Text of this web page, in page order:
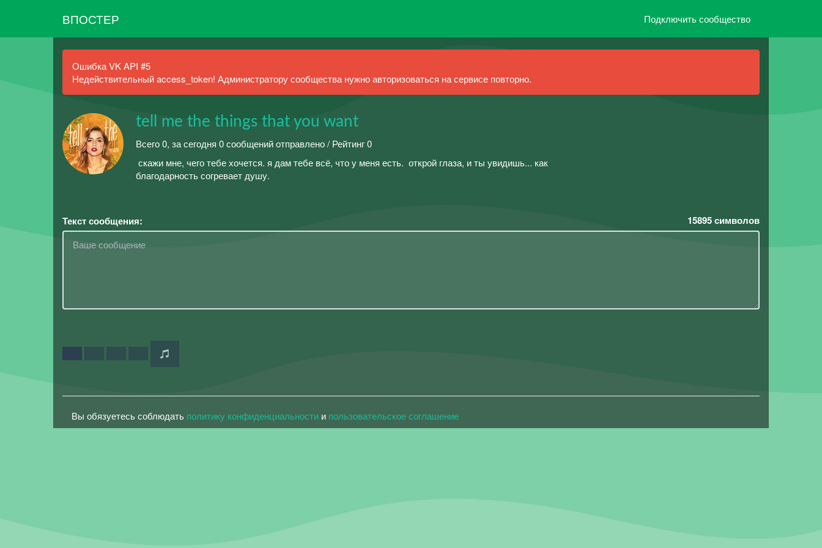
ВПОСТЕР Подключить сообщество
Ошибка VK API #5
Недействительный access_token! Администратору сообщества нужно авторизоваться на сервисе повторно.
tell me the things that you want
Всего 0, за сегодня 0 сообщений отправлено / Рейтинг 0
ㅤㅤㅤㅤㅤㅤㅤㅤㅤ скажи мне, чего тебе хочется. ㅤㅤㅤㅤㅤㅤㅤㅤㅤㅤㅤя дам тебе всё, что у меня есть. ㅤㅤㅤㅤㅤㅤㅤㅤㅤ открой глаза, и ты увидишь... ㅤㅤㅤㅤㅤㅤㅤㅤㅤㅤㅤкак
благодарность согревает душу.
Текст сообщения: 15895символов
Вы обязуетесь соблюдать политику конфиденциальности и пользовательское соглашение